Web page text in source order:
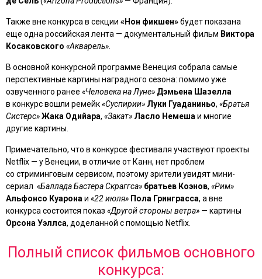
Также вне конкурса в секции «Нон фикшен»будет показана
еще одна российская лента — документальный фильм Виктора
Косаковского «Акварель»
В основной конкурсной программе Венеция собрала самые
перспективные картины наградного сезона: помимо уже
озвученного ранее «Человека на Луне» Дэмьена Шазелла
в конкурс вошли ремейк«Суспирии» Луки Гуаданиньо, «Братья
Систерс»Жака Одийара, «Закат» Ласло Немеша и многие
другие картины.
Примечательно, что в конкурсе фестиваля участвуют проекты
Netflix — у Венеции, в отличие от Канн, нет проблем
со стриминговым сервисом, поэтому зрители увидят мини-
сериал «Баллада Бастера Скраггса» братьев Коэнов, «Рим»
Альфонсо Куарона и «22 июля» Пола Гринграсса, а вне
конкурса состоится показ «Другой стороны ветра» — картины
Орсона Уэллса, доделанной с помощью Netflix.
Полный список фильмов основного
конкурса: